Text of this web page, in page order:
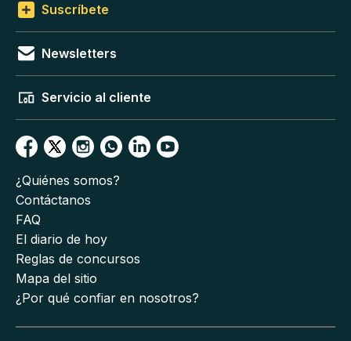
Suscríbete
Newsletters
Servicio al cliente
¿Quiénes somos?
Contáctanos
FAQ
El diario de hoy
Reglas de concursos
Mapa del sitio
¿Por qué confiar en nosotros?